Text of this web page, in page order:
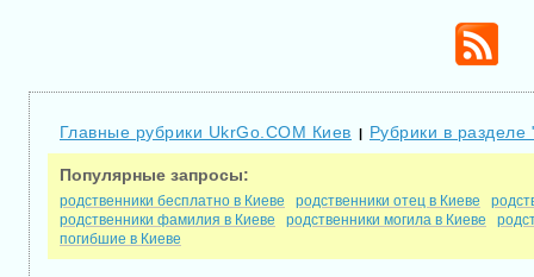
Главные рубрики UkrGo.COM Киев | Рубрики в разделе
Популярные запросы:
родственники бесплатно в Киеве родственники отец в Киеве
родственники фамилия в Киеве
родственники могила в Киеве
погибшие в Киеве